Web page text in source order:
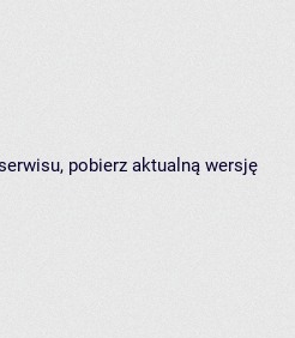
pobierz aktualną wersję